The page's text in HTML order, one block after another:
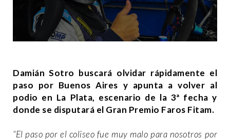
Damián Sotro buscará olvidar rápidamente el
paso por Buenos Aires y apunta a volver al
podio en La Plata, escenario de la 3ª fecha y
donde se disputará el Gran Premio Faros Fitam.
“El paso por el coliseo fue muy malo para nosotros por